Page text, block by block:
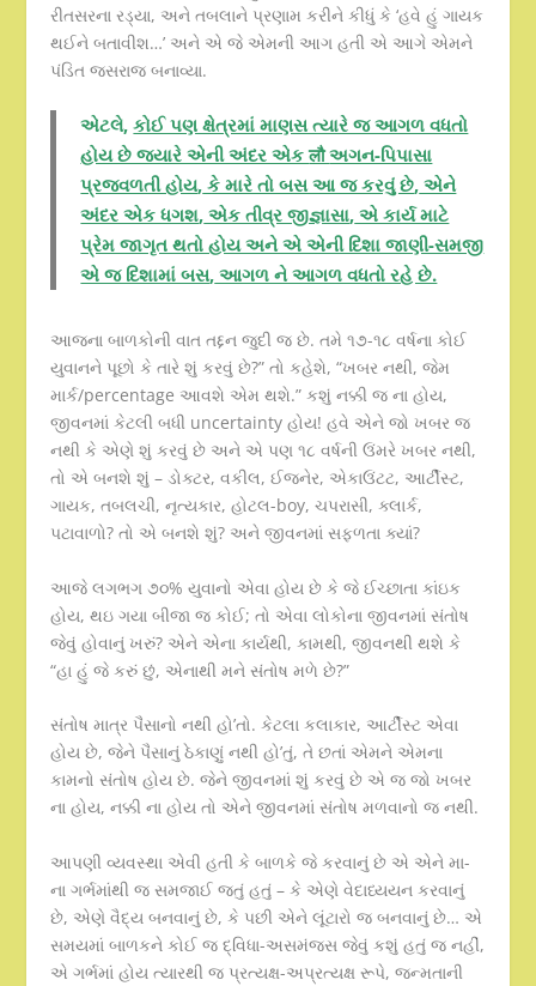
રીતસરના રડ્યા, અને તબલાને પ્રણામ કરીને કીધું કે ‘હવે હું ગાયક
થઈને બતાવીશ…’ અને એ જે એમની આગ હતી એ આગે એમને
પંડિત જસરાજ બનાવ્યા.
એટલે,કોઈ પણ ક્ષેત્રમાં માણસ ત્યારે જ આગળ વધતો
હોય છે જયારે એની અંદર એકलौઅગન-પિપાસા
પ્રજવળતી હોય, કે મારે તો બસ આ જ કરવું છે, એને
અંદર એક ધગશ, એક તીવ્ર જીજ્ઞાસા, એ કાર્ય માટે
પ્રેમ જાગૃત થતો હોય અને એ એની દિશા જાણી-સમજી
એ જ દિશામાં બસ, આગળ ને આગળ વધતો રહે છે.
આજના બાળકોની વાત તદ્દન જુદી જ છે. તમે ૧૭-૧૮ વર્ષના કોઈ
યુવાનને પૂછો કે તારે શું કરવું છે?” તો કહેશે, “ખબર નથી, જેમ
માર્ક/percentage આવશે એમ થશે.” કશું નક્કી જ ના હોય,
જીવનમાં કેટલી બધી uncertainty હોય! હવે એને જો ખબર જ
નથી કે એણે શું કરવું છે અને એ પણ ૧૮ વર્ષની ઉંમરે ખબર નથી,
તો એ બનશે શું – ડોક્ટર, વકીલ, ઈજનેર, એકાઉંટટ, આર્ટીસ્ટ,
ગાયક, તબલચી, નૃત્યકાર, હોટલ-boy, ચપરાસી, ક્લાર્ક,
પટાવાળો? તો એ બનશે શું? અને જીવનમાં સફળતા ક્યાં?
આજે લગભગ ૭૦% યુવાનો એવા હોય છે કે જે ઈચ્છાતા કાંઇક
હોય, થઇ ગયા બીજા જ કોઈ; તો એવા લોકોના જીવનમાં સંતોષ
જેવું હોવાનું ખરું? એને એના કાર્યથી, કામથી, જીવનથી થશે કે
“હા હું જે કરું છું, એનાથી મને સંતોષ મળે છે?”
સંતોષ માત્ર પૈસાનો નથી હો’તો. કેટલા કલાકાર, આર્ટીસ્ટ એવા
હોય છે, જેને પૈસાનું ઠેકાણું નથી હો’તું, તે છતાં એમને એમના
કામનો સંતોષ હોય છે. જેને જીવનમાં શું કરવું છે એ જ જો ખબર
ના હોય, નક્કી ના હોય તો એને જીવનમાં સંતોષ મળવાનો જ નથી.
આપણી વ્યવસ્થા એવી હતી કે બાળકે જે કરવાનું છે એ એને મા-
ના ગર્ભમાંથી જ સમજાઈ જતું હતું – કે એણે વેદાધ્યયન કરવાનું
છે, એણે વૈદ્ય બનવાનું છે, કે પછી એને લૂંટારો જ બનવાનું છે… એ
સમયમાં બાળકને કોઈ જ દ્વિધા-અસમંજસ જેવું કશું હતું જ નહીં,
એ ગર્ભમાં હોય ત્યારથી જ પ્રત્યક્ષ-અપ્રત્યક્ષ રૂપે, જન્મતાની